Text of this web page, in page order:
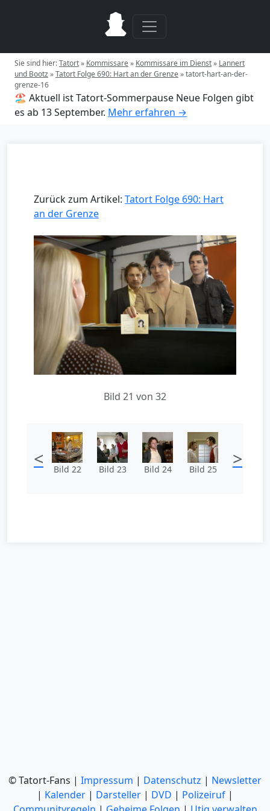
Sie sind hier:Tatort» Kommissare» Kommissare im Dienst» Lannert
und Bootz»Tatort Folge 690: Hart an der Grenze»tatort-hart-an-der-
grenze-16
🏖️ Aktuell ist Tatort-Sommerpause Neue Folgen gibt
es ab 13 September. Mehr erfahren →
Zurück zum Artikel: Tatort Folge 690: Hart
an der Grenze
Bild 21 von 32
< Bild 22 Bild 23 Bild 24 Bild 25 >
© Tatort-Fans | Impressum | Datenschutz | Newsletter
| Kalender | Darsteller | DVD | Polizeiruf |